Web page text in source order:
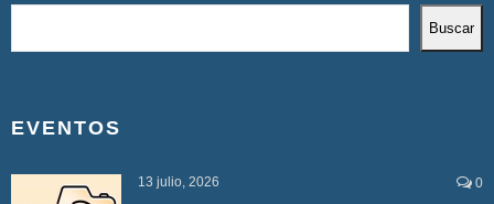
Buscar
EVENTOS
13 julio, 2026 0